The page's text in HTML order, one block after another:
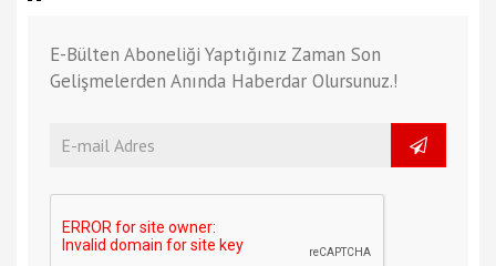
E-Bülten Aboneliği Yaptığınız Zaman Son
Gelişmelerden Anında Haberdar Olursunuz.!